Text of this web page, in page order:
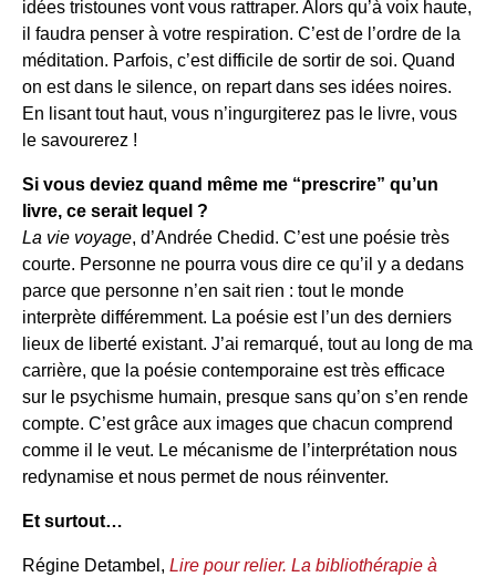
idées tristounes vont vous rattraper. Alors qu’à voix haute,
il faudra penser à votre respiration. C’est de l’ordre de la
méditation. Parfois, c’est difficile de sortir de soi. Quand
on est dans le silence, on repart dans ses idées noires.
En lisant tout haut, vous n’ingurgiterez pas le livre, vous
le savourerez !
Si vous deviez quand même me “prescrire” qu’un
livre, ce serait lequel ?
La vie voyage, d’Andrée Chedid. C’est une poésie très
courte. Personne ne pourra vous dire ce qu’il y a dedans
parce que personne n’en sait rien : tout le monde
interprète différemment. La poésie est l’un des derniers
lieux de liberté existant. J’ai remarqué, tout au long de ma
carrière, que la poésie contemporaine est très efficace
sur le psychisme humain, presque sans qu’on s’en rende
compte. C’est grâce aux images que chacun comprend
comme il le veut. Le mécanisme de l’interprétation nous
redynamise et nous permet de nous réinventer.
Et surtout…
Régine Detambel, Lire pour relier. La bibliothérapie à